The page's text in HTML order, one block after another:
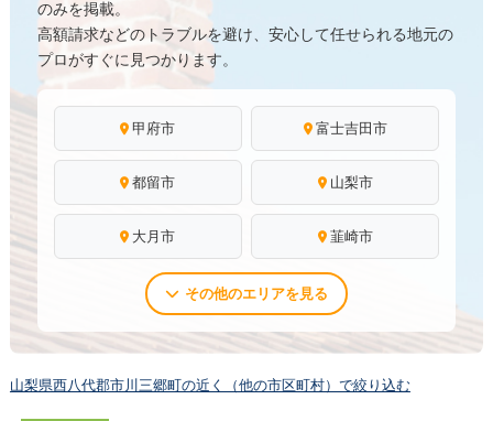
のみを掲載。
高額請求などのトラブルを避け、安心して任せられる地元の
プロがすぐに見つかります。
甲府市 富士吉田市
都留市 山梨市
大月市 韮崎市
その他のエリアを見る
山梨県西八代郡市川三郷町の近く（他の市区町村）で絞り込む